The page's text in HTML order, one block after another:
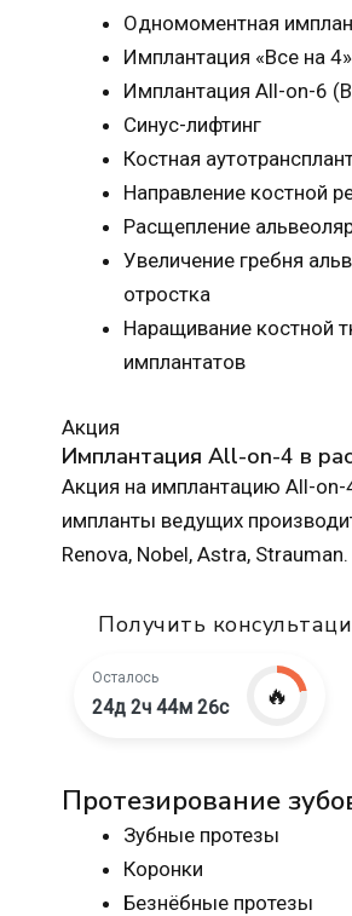
Одномоментная
Имплантация «Все на
Имплантация All-on-6
Синус-лифтинг
Костная
Направление костной
Расщепление
Увеличение гребня
отростка
Наращивание костной
имплантатов
Акция
Имплантация All-on-4 в
Акция на имплантацию All-
импланты ведущих
Renova, Nobel, Astra, Strauman.
Получить
Осталось
24д 2ч 44м 25с 🔥
Протезирование
Зубные протезы
Коронки
Безнёбные протезы